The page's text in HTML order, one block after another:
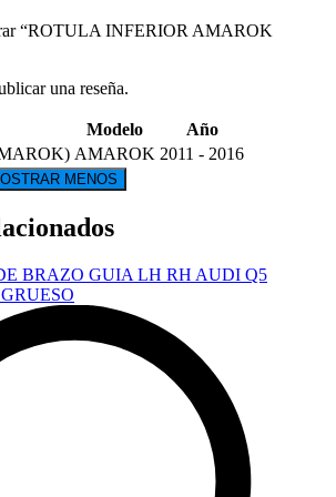
“ROTULA INFERIOR AMAROK
una reseña.
Modelo
Año
AMAROK 2011 - 2016